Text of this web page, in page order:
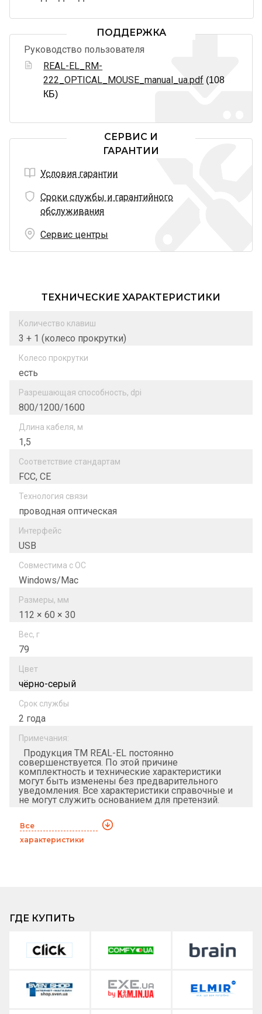
ПОДДЕРЖКА
Руководство пользователя
REAL-EL_RM-
222_OPTICAL_MOUSE_manual_ua.pdf (108
КБ)
СЕРВИС И
ГАРАНТИИ
Условия гарантии
Сроки службы и гарантийного
обслуживания
Сервис центры
ТЕХНИЧЕСКИЕ ХАРАКТЕРИСТИКИ
Количество клавиш
3 + 1 (колесо прокрутки)
Колесо прокрутки
есть
Разрешающая способность, dpi
800/1200/1600
Длина кабеля, м
1,5
Соответствие стандартам
FCC, CE
Технология связи
проводная оптическая
Интерфейс
USB
Совместима с ОС
Windows/Mac
Размеры, мм
112 × 60 × 30
Вес, г
79
Цвет
чёрно-серый
Срок службы
2 года
Примечания:
Продукция ТМ REAL-EL постоянно
совершенствуется. По этой причине
комплектность и технические характеристики
могут быть изменены без предварительного
уведомления. Все характеристики справочные и
не могут служить основанием для претензий.
Все
характеристики
ГДЕ КУПИТЬ